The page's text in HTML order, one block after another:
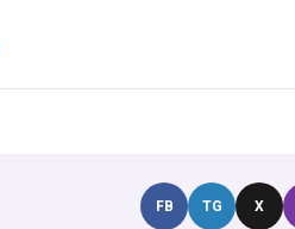
FB TG X